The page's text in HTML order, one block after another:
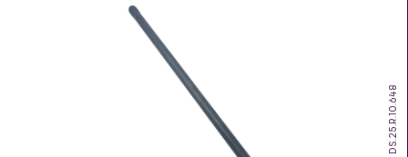
DS.25.R.10.648